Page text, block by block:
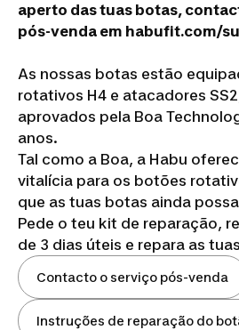
aperto das tuas botas,
pós-venda em habufit.com/
As nossas botas estão
rotativos H4 e atacadores
aprovados pela Boa
anos.
Tal como a Boa, a Habu
vitalícia para os botões
que as tuas botas ainda
Pede o teu kit de reparação,
de 3 dias úteis e repara as
Contacto o serviço pós-venda
Instruções de reparação do